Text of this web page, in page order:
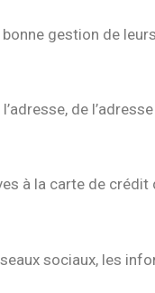
gestion de
de
à la carte de
sociaux, les